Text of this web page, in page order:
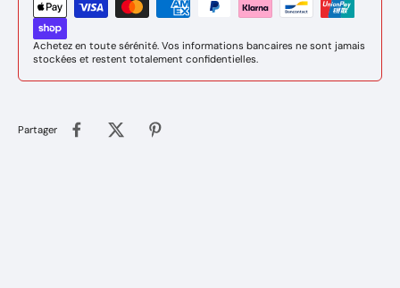
Achetez en toute sérénité. Vos informations bancaires ne sont jamais
stockées et restent totalement confidentielles.
Partager